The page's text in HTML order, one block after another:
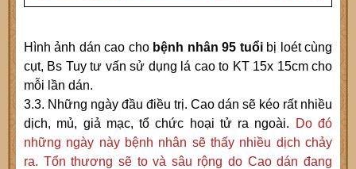
Hình ảnh dán cao cho bệnh nhân 95 tuổi bị loét cùng
cụt, Bs Tuy tư vấn sử dụng lá cao to KT 15x 15cm cho
mỗi lần dán.
3.3. Những ngày đầu điều trị. Cao dán sẽ kéo rất nhiều
dịch, mủ, giả mạc, tổ chức hoại tử ra ngoài.
Do đó
những ngày này bệnh nhân sẽ thấy nhiều dịch chảy
ra. Tổn thương sẽ to và sâu rộng do Cao dán đang